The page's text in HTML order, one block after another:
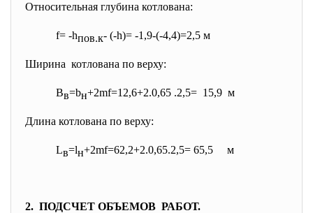
Относительная глубина котлована:
f= -hпов.к- (-h)= -1,9-(-4,4)=2,5 м
Ширина котлована по верху:
Вв=bн+2mf=12,6+2.0,65 .2,5= 15,9 м
Длина котлована по верху:
Lв=lн+2mf=62,2+2.0,65.2,5= 65,5 м
2. ПОДСЧЕТ ОБЪЕМОВ РАБОТ.